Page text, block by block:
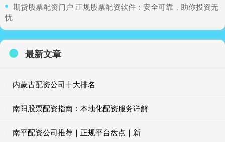
​期货股票配资门户 正规股票配资软件：安全可靠，助你投资无
忧
最新文章
内蒙古配资公司十大排名
南阳股票配资指南：本地化配资服务详解
南平配资公司推荐｜正规平台盘点｜新